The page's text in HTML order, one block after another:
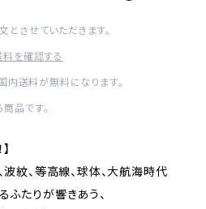
とさせていただきます。
料を確認する
送料が無料になります。
品です。
波紋、等高線、球体、大航海時代
たりが響きあう、